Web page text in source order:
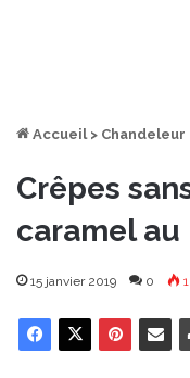
Accueil > Chandeleur
Crêpes
caramel
15 janvier 2019 0